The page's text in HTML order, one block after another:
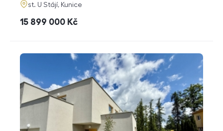
adresa
st. U Stájí, Kunice
cena
15 899 000 Kč